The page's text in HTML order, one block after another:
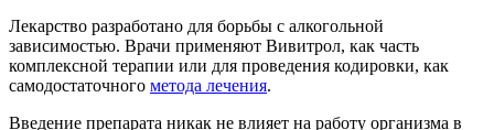
Лекарство разработано для борьбы с алкогольной
зависимостью. Врачи применяют Вивитрол, как часть
комплексной терапии или для проведения кодировки, как
самодостаточного метода лечения.
Введение препарата никак не влияет на работу организма в